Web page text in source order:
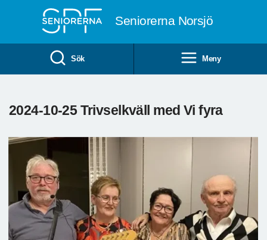
Seniorerna Norsjö
Sök Meny
2024-10-25 Trivselkväll med Vi fyra